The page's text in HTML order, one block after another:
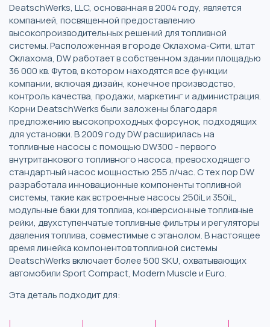
DeatschWerks, LLC, основанная в 2004 году, является
компанией, посвященной предоставлению
высокопроизводительных решений для топливной
системы. Расположенная в городе Оклахома-Сити, штат
Оклахома, DW работает в собственном здании площадью
36 000 кв. Футов, в котором находятся все функции
компании, включая дизайн, конечное производство,
контроль качества, продажи, маркетинг и администрация.
Корни DeatschWerks были заложены благодаря
предложению высокопроходных форсунок, подходящих
для установки. В 2009 году DW расширилась на
топливные насосы с помощью DW300 - первого
внутританкового топливного насоса, превосходящего
стандартный насос мощностью 255 л/час. С тех пор DW
разработала инновационные компоненты топливной
системы, такие как встроенные насосы 250iL и 350iL,
модульные баки для топлива, конверсионные топливные
рейки, двухступенчатые топливные фильтры и регуляторы
давления топлива, совместимые с этанолом. В настоящее
время линейка компонентов топливной системы
DeatschWerks включает более 500 SKU, охватывающих
автомобили Sport Compact, Modern Muscle и Euro.
Эта деталь подходит для: